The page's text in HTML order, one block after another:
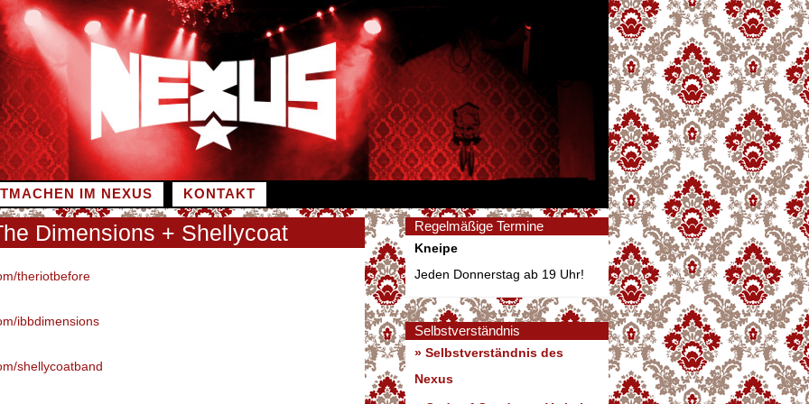
IM NEXUS KONTAKT
Dimensions + Shellycoat
theriotbefore
ibbdimensions
shellycoatband
Regelmäßige Termine
Kneipe
Jeden Donnerstag ab 19 Uhr!
Selbstverständnis
» Selbstverständnis des
Nexus